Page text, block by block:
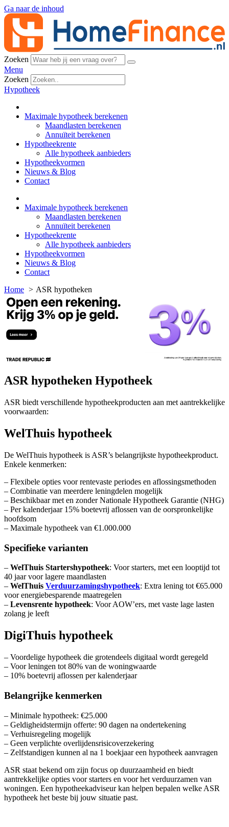
Ga naar de inhoud
Zoeken
Menu
Zoeken
Hypotheek
Maximale hypotheek berekenen
Maandlasten berekenen
Annuïteit berekenen
Hypotheekrente
Alle hypotheek aanbieders
Hypotheekvormen
Nieuws & Blog
Contact
Maximale hypotheek berekenen
Maandlasten berekenen
Annuïteit berekenen
Hypotheekrente
Alle hypotheek aanbieders
Hypotheekvormen
Nieuws & Blog
Contact
Home
ASR hypotheken
ASR hypotheken Hypotheek
ASR biedt verschillende hypotheekproducten aan met aantrekkelijke
voorwaarden:
WelThuis hypotheek
De WelThuis hypotheek is ASR’s belangrijkste hypotheekproduct.
Enkele kenmerken:
– Flexibele opties voor rentevaste periodes en aflossingsmethoden
– Combinatie van meerdere leningdelen mogelijk
– Beschikbaar met en zonder Nationale Hypotheek Garantie (NHG)
– Per kalenderjaar 15% boetevrij aflossen van de oorspronkelijke
hoofdsom
– Maximale hypotheek van €1.000.000
Specifieke varianten
– WelThuis Startershypotheek: Voor starters, met een looptijd tot
40 jaar voor lagere maandlasten
– WelThuis Verduurzamingshypotheek: Extra lening tot €65.000
voor energiebesparende maatregelen
– Levensrente hypotheek: Voor AOW’ers, met vaste lage lasten
zolang je leeft
DigiThuis hypotheek
– Voordelige hypotheek die grotendeels digitaal wordt geregeld
– Voor leningen tot 80% van de woningwaarde
– 10% boetevrij aflossen per kalenderjaar
Belangrijke kenmerken
– Minimale hypotheek: €25.000
– Geldigheidstermijn offerte: 90 dagen na ondertekening
– Verhuisregeling mogelijk
– Geen verplichte overlijdensrisicoverzekering
– Zelfstandigen kunnen al na 1 boekjaar een hypotheek aanvragen
ASR staat bekend om zijn focus op duurzaamheid en biedt
aantrekkelijke opties voor starters en voor het verduurzamen van
woningen. Een hypotheekadviseur kan helpen bepalen welke ASR
hypotheek het beste bij jouw situatie past.